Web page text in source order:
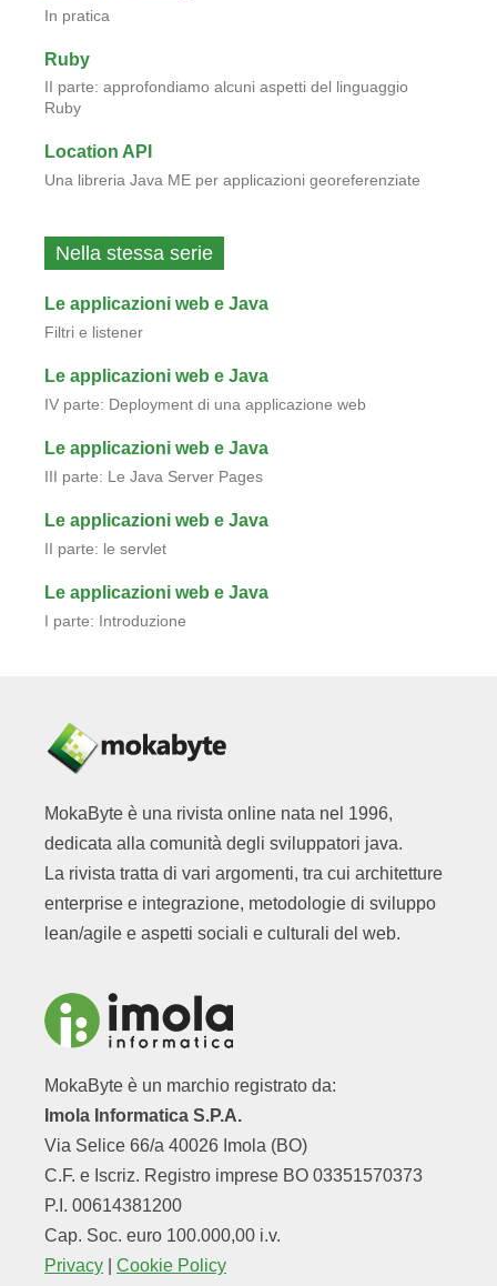
In pratica
Ruby
II parte: approfondiamo alcuni aspetti del linguaggio
Ruby
Location API
Una libreria Java ME per applicazioni georeferenziate
Nella stessa serie
Le applicazioni web e Java
Filtri e listener
Le applicazioni web e Java
IV parte: Deployment di una applicazione web
Le applicazioni web e Java
III parte: Le Java Server Pages
Le applicazioni web e Java
II parte: le servlet
Le applicazioni web e Java
I parte: Introduzione
MokaByte è una rivista online nata nel 1996,
dedicata alla comunità degli sviluppatori java.
La rivista tratta di vari argomenti, tra cui architetture
enterprise e integrazione, metodologie di sviluppo
lean/agile e aspetti sociali e culturali del web.
MokaByte è un marchio registrato da:
Imola Informatica S.P.A.
Via Selice 66/a 40026 Imola (BO)
C.F. e Iscriz. Registro imprese BO 03351570373
P.I. 00614381200
Cap. Soc. euro 100.000,00 i.v.
Privacy
Cookie Policy